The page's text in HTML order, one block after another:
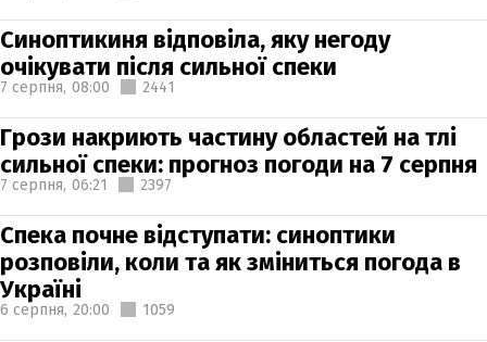
Синоптикиня відповіла, яку негоду
очікувати після сильної спеки
7 серпня, 08:00 2441
Грози накриють частину областей на тлі
сильної спеки: прогноз погоди на 7 серпня
7 серпня, 06:21 2397
Спека почне відступати: синоптики
розповіли, коли та як зміниться погода в
Україні
6 серпня, 20:00 1059